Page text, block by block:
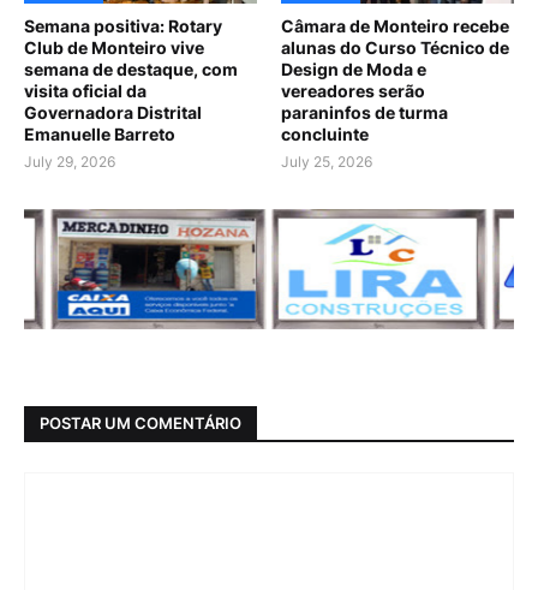
Semana positiva: Rotary
Club de Monteiro vive
semana de destaque, com
visita oficial da
Governadora Distrital
Emanuelle Barreto
July 29, 2026
Câmara de Monteiro recebe
alunas do Curso Técnico de
Design de Moda e
vereadores serão
paraninfos de turma
concluinte
July 25, 2026
POSTAR UM COMENTÁRIO